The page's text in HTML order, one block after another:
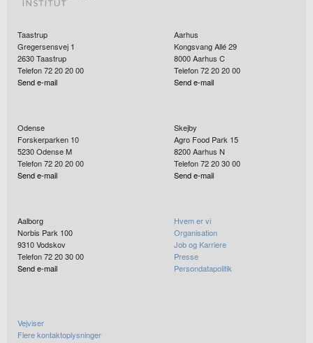
Taastrup
Gregersensvej 1
2630Taastrup
Telefon 72 20 20 00
Send e-mail
Aarhus
Kongsvang Allé 29
8000Aarhus C
Telefon 72 20 20 00
Send e-mail
Odense
Forskerparken 10
5230Odense M
Telefon 72 20 20 00
Send e-mail
Skejby
Agro Food Park 15
8200Aarhus N
Telefon 72 20 30 00
Send e-mail
Aalborg
Norbis Park 100
9310Vodskov
Telefon 72 20 30 00
Send e-mail
Hvem er vi
Organisation
Job og Karriere
Presse
Persondatapolitik
Vejviser
Flere kontaktoplysninger